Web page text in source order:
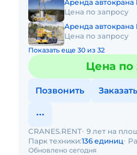
Аренда автокрана
Цена по запросу
Аренда автокрана
Цена по запросу
Показать еще 30 из 32
Цена по
Позвонить Заказать
Обновлено сегодня
CRANES.RENT 9 лет на
Парк техники:136 единиц